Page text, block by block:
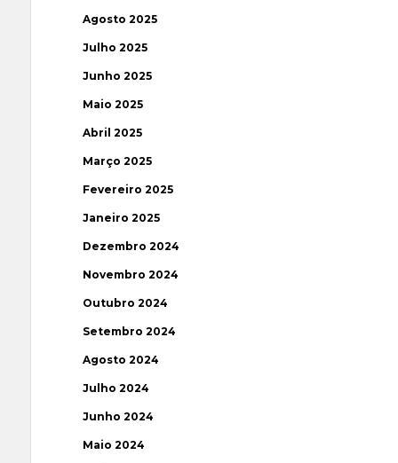
Agosto 2025
Julho 2025
Junho 2025
Maio 2025
Abril 2025
Março 2025
Fevereiro 2025
Janeiro 2025
Dezembro 2024
Novembro 2024
Outubro 2024
Setembro 2024
Agosto 2024
Julho 2024
Junho 2024
Maio 2024